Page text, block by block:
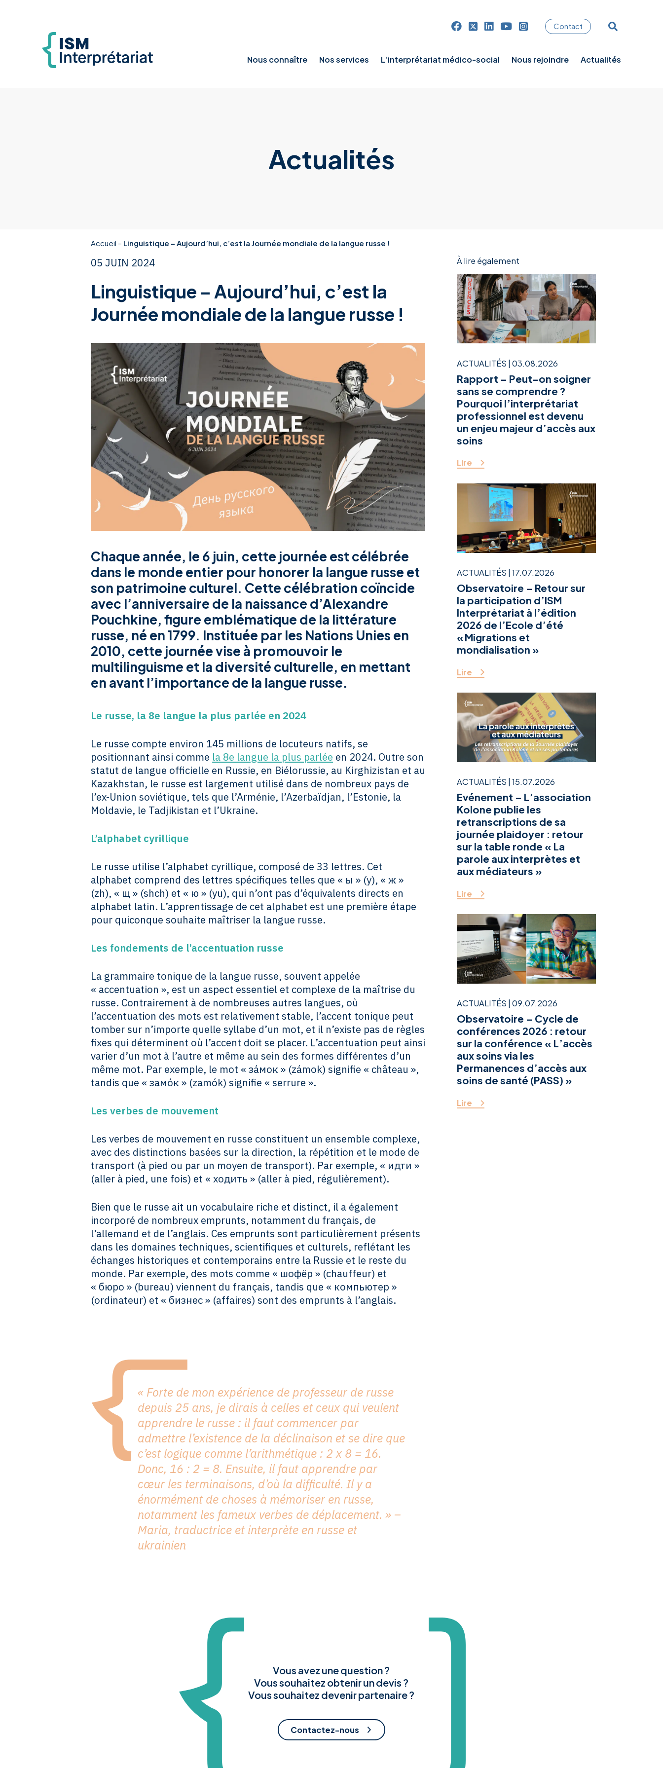
ISM Interprétariat
Contact
Nous connaître Nos services L’interprétariat médico-social Nous rejoindre Actualités
Actualités
Accueil – Linguistique – Aujourd’hui, c’est la Journée mondiale de la langue russe !
05 JUIN 2024
Linguistique – Aujourd’hui, c’est la
Journée mondiale de la langue russe !
Chaque année, le 6 juin, cette journée est célébrée
dans le monde entier pour honorer la langue russe et
son patrimoine culturel. Cette célébration coïncide
avec l’anniversaire de la naissance d’Alexandre
Pouchkine, figure emblématique de la littérature
russe, né en 1799. Instituée par les Nations Unies en
2010, cette journée vise à promouvoir le
multilinguisme et la diversité culturelle, en mettant
en avant l’importance de la langue russe.
Le russe, la 8e langue la plus parlée en 2024
Le russe compte environ 145 millions de locuteurs natifs, se
positionnant ainsi comme la 8e langue la plus parlée en 2024. Outre son
statut de langue officielle en Russie, en Biélorussie, au Kirghizistan et au
Kazakhstan, le russe est largement utilisé dans de nombreux pays de
l’ex-Union soviétique, tels que l’Arménie, l’Azerbaïdjan, l’Estonie, la
Moldavie, le Tadjikistan et l’Ukraine.
L’alphabet cyrillique
Le russe utilise l’alphabet cyrillique, composé de 33 lettres. Cet
alphabet comprend des lettres spécifiques telles que « ы » (y), « ж »
(zh), « щ » (shch) et « ю » (yu), qui n’ont pas d’équivalents directs en
alphabet latin. L’apprentissage de cet alphabet est une première étape
pour quiconque souhaite maîtriser la langue russe.
Les fondements de l’accentuation russe
La grammaire tonique de la langue russe, souvent appelée
« accentuation », est un aspect essentiel et complexe de la maîtrise du
russe. Contrairement à de nombreuses autres langues, où
l’accentuation des mots est relativement stable, l’accent tonique peut
tomber sur n’importe quelle syllabe d’un mot, et il n’existe pas de règles
fixes qui déterminent où l’accent doit se placer. L’accentuation peut ainsi
varier d’un mot à l’autre et même au sein des formes différentes d’un
même mot. Par exemple, le mot « зáмок » (zámok) signifie « château »,
tandis que « замóк » (zamók) signifie « serrure ».
Les verbes de mouvement
Les verbes de mouvement en russe constituent un ensemble complexe,
avec des distinctions basées sur la direction, la répétition et le mode de
transport (à pied ou par un moyen de transport). Par exemple, « идти »
(aller à pied, une fois) et « ходить » (aller à pied, régulièrement).
Bien que le russe ait un vocabulaire riche et distinct, il a également
incorporé de nombreux emprunts, notamment du français, de
l’allemand et de l’anglais. Ces emprunts sont particulièrement présents
dans les domaines techniques, scientifiques et culturels, reflétant les
échanges historiques et contemporains entre la Russie et le reste du
monde. Par exemple, des mots comme « шофёр » (chauffeur) et
« бюро » (bureau) viennent du français, tandis que « компьютер »
(ordinateur) et « бизнес » (affaires) sont des emprunts à l’anglais.
« Forte de mon expérience de professeur de russe
depuis 25 ans, je dirais à celles et ceuxqui veulent
apprendre le russe : il faut commencer par
admettre l’existence de la déclinaison et se dire que
c’est logique comme l’arithmétique : 2 x 8 = 16.
Donc, 16 : 2 = 8. Ensuite, il faut apprendre par
cœur les terminaisons, d’où la difficulté. Il y a
énormément de choses à mémoriseren russe,
notamment les fameux verbes de déplacement. » –
Maria, traductrice et interprète en russe et
ukrainien
À lire également
ACTUALITÉS | 03.08.2026
Rapport – Peut-on soigner
sans se comprendre ?
Pourquoi l’interprétariat
professionnel est devenu
un enjeu majeur d’accès aux
soins
Lire
ACTUALITÉS | 17.07.2026
Observatoire – Retour sur
la participation d’ISM
Interprétariat à l’édition
2026 de l’Ecole d’été
« Migrations et
mondialisation »
Lire
ACTUALITÉS 15.07.2026
Evénement – L’association
Kolone publie les
retranscriptions de sa
journée plaidoyer : retour
sur la table ronde « La
parole aux interprètes et
aux médiateurs »
Lire
ACTUALITÉS 09.07.2026
Observatoire – Cycle de
conférences 2026 : retour
sur la conférence « L’accès
aux soins via les
Permanences d’accès aux
soins de santé (PASS) »
Lire
Vous avez une question ?
Vous souhaitez obtenir un devis ?
Vous souhaitez devenir partenaire ?
Contactez-nous